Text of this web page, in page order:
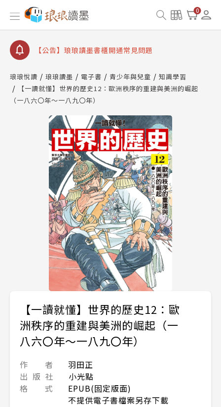
0
【公告】因 Readmoo 讀墨系統維護中，本站同步暫
停部分閱讀服務
【公告】琅琅讀墨數位閱讀資產合併與書櫃開通申請
【公告】琅琅讀墨書櫃開通常見問題
請圖文教學
【公告】琅琅書店服務升級重要說明及資產合併結果
查詢
【公告】因 Readmoo 讀墨系統維護中，本站同步暫
停部分閱讀服務
琅琅悅讀 琅琅讀墨 電子書 青少年與兒童
知識學習
【一讀就懂】世界的歷史12：歐洲秩序的重建與美洲的崛起
（一八六〇年～一八九〇年）
【一讀就懂】世界的歷史12：歐
洲秩序的重建與美洲的崛起（一
八六〇年～一八九〇年）
作 者
羽田正
出 版 社
小光點
格 式
EPUB(固定版面)
不提供電子書檔案另存下載